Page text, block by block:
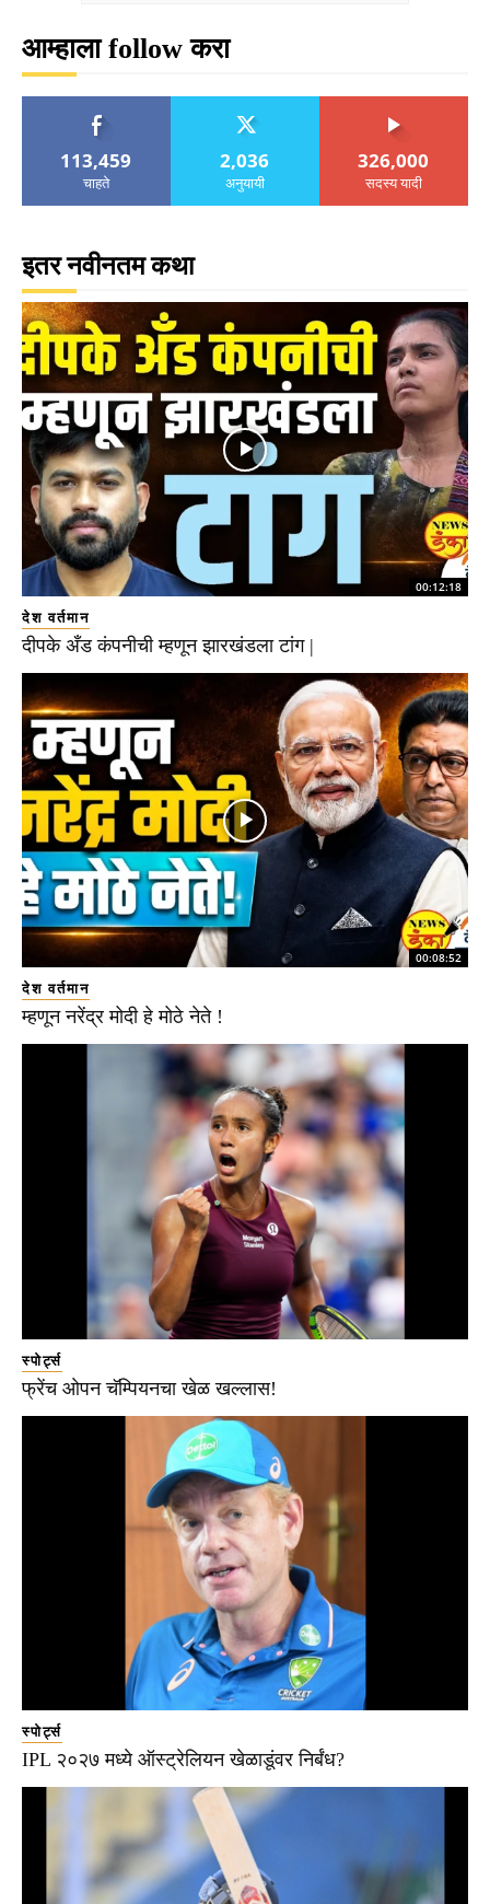
आम्हाला follow करा
113,459
चाहते
2,036
अनुयायी
326,000
सदस्य यादी
इतर नवीनतम कथा
00:12:18
देश वर्तमान
दीपके अँड कंपनीची म्हणून झारखंडला टांग |
00:08:52
देश वर्तमान
म्हणून नरेंद्र मोदी हे मोठे नेते !
स्पोर्ट्स
फ्रेंच ओपन चॅम्पियनचा खेळ खल्लास!
स्पोर्ट्स
IPL २०२७ मध्ये ऑस्ट्रेलियन खेळाडूंवर निर्बंध?